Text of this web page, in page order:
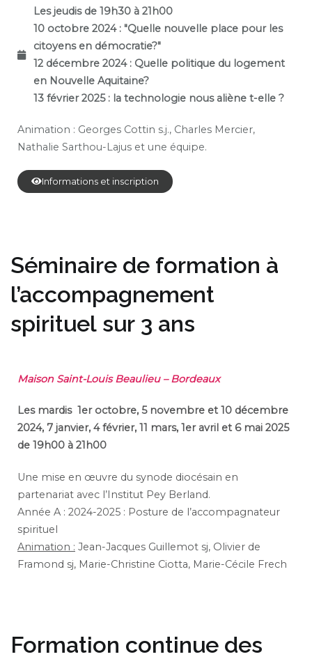
Les jeudis de 19h30 à 21h00
10 octobre 2024 : "Quelle nouvelle place pour les
citoyens en démocratie?"
12 décembre 2024 : Quelle politique du logement
en Nouvelle Aquitaine?
13 février 2025 : la technologie nous aliène t-elle ?
Animation : Georges Cottin s.j., Charles Mercier,
Nathalie Sarthou-Lajus et une équipe.
Informations et inscription
Séminaire de formation à
l’accompagnement
spirituel sur 3 ans
Maison Saint-Louis Beaulieu –Bordeaux
Les mardis 1er octobre, 5 novembre et 10 décembre
2024, 7 janvier, 4 février, 11 mars, 1er avril et 6 mai 2025
de 19h00 à 21h00
Une mise en œuvre du synode diocésain en
partenariat avec l’Institut Pey Berland.
Année A : 2024-2025 : Posture de l’accompagnateur
spirituel
Animation : Jean-Jacques Guillemot sj, Olivier de
Framond sj, Marie-Christine Ciotta, Marie-Cécile Frech
Formation continue des